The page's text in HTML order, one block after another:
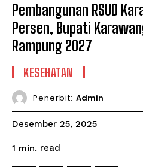
Pembangunan RSUD
Persen, Bupati
Rampung 2027
KESEHATAN
Penerbit: Admin
Desember 25, 2025
1 min. read